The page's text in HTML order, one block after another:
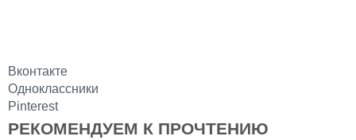
Вконтакте
Одноклассники
Pinterest
РЕКОМЕНДУЕМ К ПРОЧТЕНИЮ